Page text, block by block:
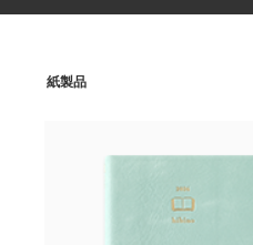
紙製品